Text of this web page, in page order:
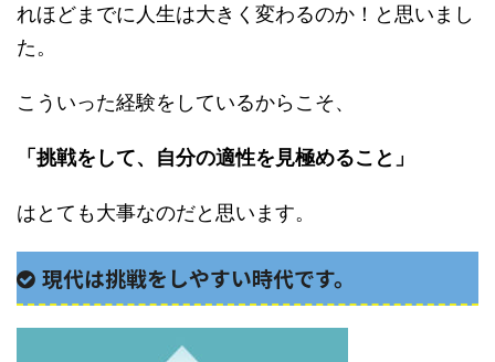
れほどまでに人生は大きく変わるのか！と思いまし
た。
こういった経験をしているからこそ、
「挑戦をして、自分の適性を見極めること」
はとても大事なのだと思います。
現代は挑戦をしやすい時代です。